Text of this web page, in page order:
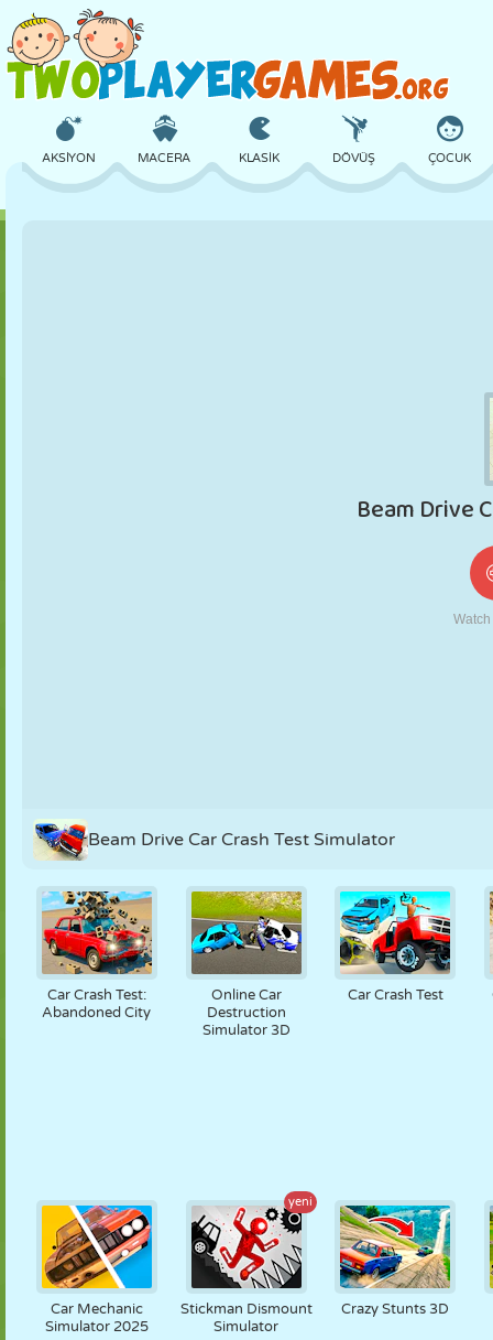
AKSIYON MACERA KLASIK DÖVÜŞ ÇOCUK
RETRO ROBOT
Beam Drive Car Crash Test Simulator
Car Crash Test:
Abandoned City
Online Car
Destruction
Simulator 3D
Car Crash Test
Car Mechanic
Simulator 2025
yeni
Stickman Dismount
Simulator
Crazy Stunts 3D